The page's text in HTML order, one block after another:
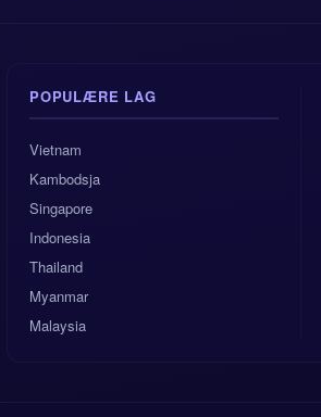
POPULÆRE LAG
Vietnam
Kambodsja
Singapore
Indonesia
Thailand
Myanmar
Malaysia